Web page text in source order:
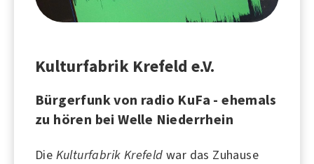
Kulturfabrik Krefeld e.V.
Bürgerfunk von radio KuFa - ehemals
zu hören bei Welle Niederrhein
Die Kulturfabrik Krefeld war das Zuhause